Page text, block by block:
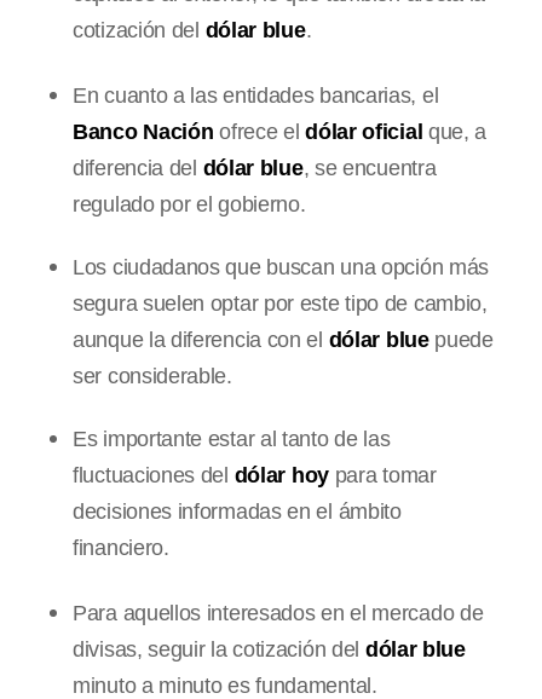
cotización del dólar blue.
En cuanto a las entidades bancarias, el
Banco Nación ofrece eldólar oficial que, a
diferencia del dólar blue, se encuentra
regulado por el gobierno.
Los ciudadanos que buscan una opción más
segura suelen optar por este tipo de cambio,
aunque la diferencia con el dólar bluepuede
ser considerable.
Es importante estar al tanto de las
fluctuaciones del dólar hoypara tomar
decisiones informadas en el ámbito
financiero.
Para aquellos interesados en el mercado de
divisas, seguir la cotización del dólar blue
minuto a minuto es fundamental.